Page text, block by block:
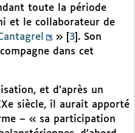
toute la période
et le collaborateur de
» 3 . Son
dans cet
et d’après un
siècle, il aurait apporté
– « sa participation